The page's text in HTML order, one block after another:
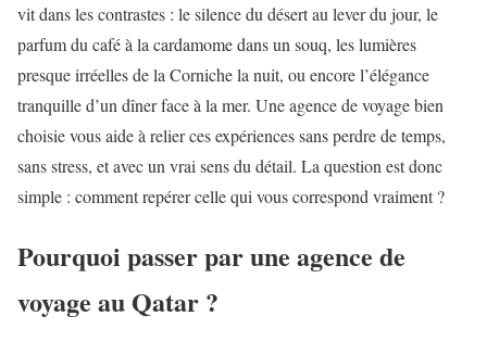
vit dans les contrastes : le silence du désert au lever du jour, le
parfum du café à la cardamome dans un souq, les lumières
presque irréelles de la Corniche la nuit, ou encore l’élégance
tranquille d’un dîner face à la mer. Une agence de voyage bien
choisie vous aide à relier ces expériences sans perdre de temps,
sans stress, et avec un vrai sens du détail. La question est donc
simple : comment repérer celle qui vous correspond vraiment ?
Pourquoi passer par une agence de
voyage au Qatar ?